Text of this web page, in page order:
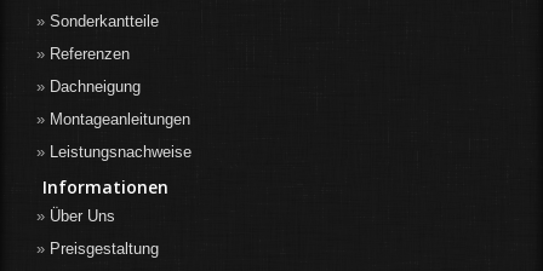
Sonderkantteile
Referenzen
Dachneigung
Montageanleitungen
Leistungsnachweise
Informationen
Über Uns
Preisgestaltung